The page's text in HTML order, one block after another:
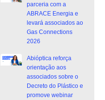
parceria com a
ABRACE Energia e
levará associados ao
Gas Connections
2026
Abióptica reforça
orientação aos
associados sobre o
Decreto do Plástico e
promove webinar